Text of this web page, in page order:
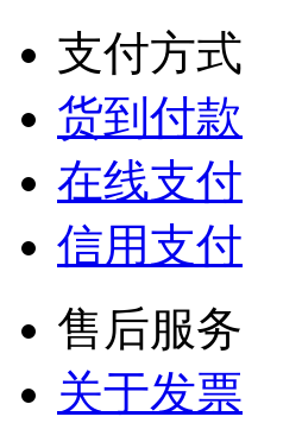
支付方式
货到付款
在线支付
信用支付
售后服务
关于发票